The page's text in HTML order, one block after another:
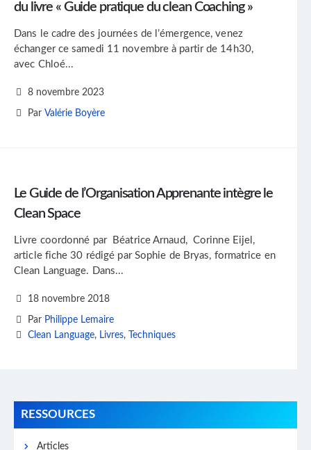
du livre « Guide pratique du clean Coaching »
Dans le cadre des journées de l’émergence, venez
échanger ce samedi 11 novembre à partir de 14h30,
avec Chloé...
8 novembre 2023
Par Valérie Boyère
Le Guide de l’Organisation Apprenante intègre le
Clean Space
Livre coordonné par Béatrice Arnaud, Corinne Eijel,
article fiche 30 rédigé par Sophie de Bryas, formatrice en
Clean Language. Dans...
18 novembre 2018
Par Philippe Lemaire
Clean Language, Livres, Techniques
RESSOURCES
Articles